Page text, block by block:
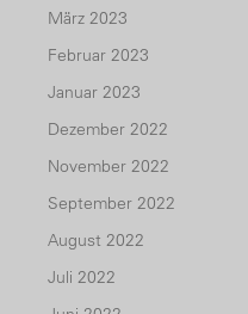
März 2023
Februar 2023
Januar 2023
Dezember 2022
November 2022
September 2022
August 2022
Juli 2022